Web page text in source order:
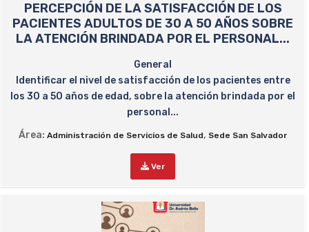
PERCEPCIÓN DE LA SATISFACCIÓN DE LOS
PACIENTES ADULTOS DE 30 A 50 AÑOS SOBRE
LA ATENCIÓN BRINDADA POR EL PERSONAL...
General
Identificar el nivel de satisfacción de los pacientes entre
los 30 a 50 años de edad, sobre la atención brindada por el
personal...
Área: Administración de Servicios de Salud, Sede San Salvador
Ver